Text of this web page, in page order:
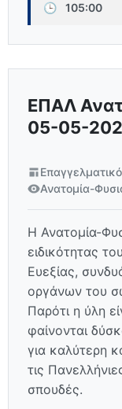
🕒 105:00
ΕΠΑΛ
05-05-
Ανατομία-
Η Ανατομία-
ειδικότητας
Ευεξίας,
οργάνων του
Παρότι η ύλη
φαίνονται
για καλύτερη
τις
σπουδές.